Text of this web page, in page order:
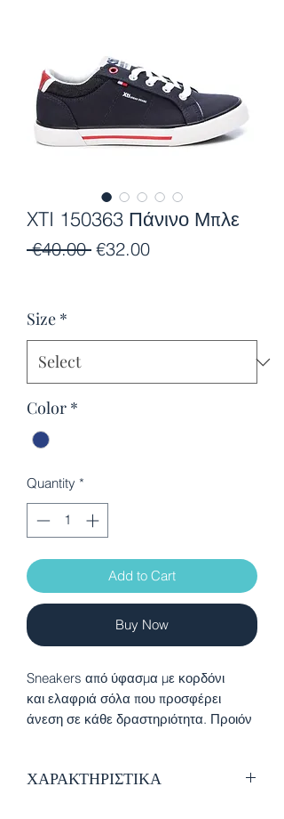
XTI 150363 Πάνινο Μπλε
€40.00 Regular
€32.00Sale
Size *
Color *
Quantity *
Add to Cart
Buy Now
Sneakers από ύφασμα με κορδόνι
και ελαφριά σόλα που προσφέρει
άνεση σε κάθε δραστηριότητα. Προιόν
ΧΑΡΑΚΤΗΡΙΣΤΙΚΑ